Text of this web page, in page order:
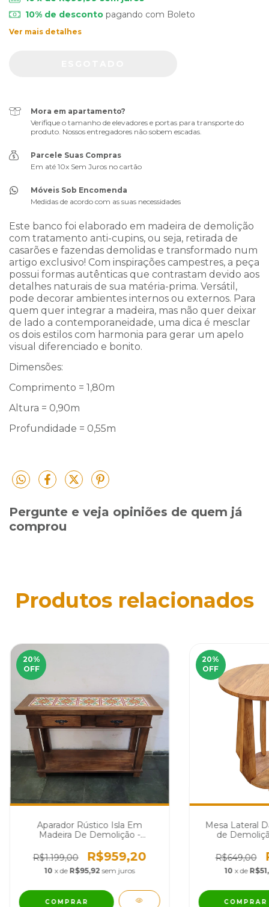
10% de descontopagando com Boleto
Ver mais detalhes
Mora em apartamento?
Verifique o tamanho de elevadores e portas para transporte do
produto. Nossos entregadores não sobem escadas.
Parcele Suas Compras
Em até 10x Sem Juros no cartão
Móveis Sob Encomenda
Medidas de acordo com as suas necessidades
Este banco foi elaborado em madeira de demolição
com tratamento anti-cupins, ou seja, retirada de
casarões e fazendas demolidas e transformado num
artigo exclusivo! Com inspirações campestres, a peça
possui formas autênticas que contrastam devido aos
detalhes naturais de sua matéria-prima. Versátil,
pode decorar ambientes internos ou externos. Para
quem quer integrar a madeira, mas não quer deixar
de lado a contemporaneidade, uma dica é mesclar
os dois estilos com harmonia para gerar um apelo
visual diferenciado e bonito.
Dimensões:
Comprimento = 1,80m
Altura = 0,90m
Profundidade = 0,55m
Pergunte e veja opiniões de quem já
comprou
Produtos relacionados
20%
OFF
Aparador Rústico Isla Em
Madeira De Demolição -
R$1.199,00
R$959,20
10 x de R$95,92 sem juros
20%
OFF
Mesa Lateral
de
R$649,00
10 x de
COMPRAR